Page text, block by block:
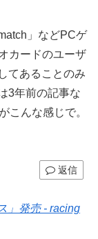
」などPCゲ
カードのユーザ
てあることのみ
3年前の記事な
こんな感じで。
返信
」発売 - racing